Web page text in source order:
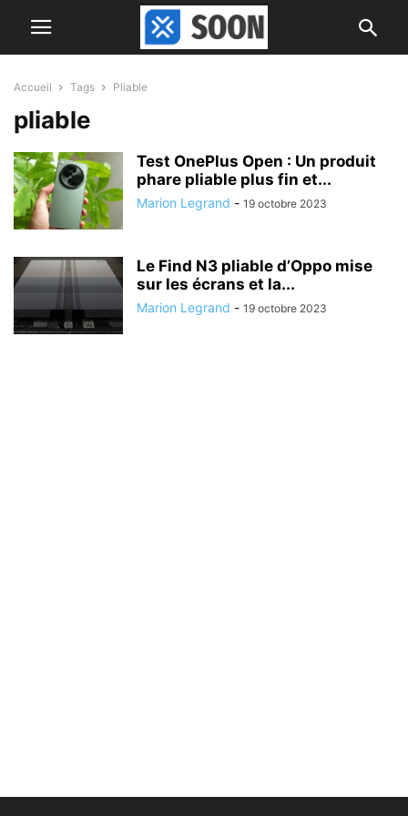
Accueil Tags Pliable
pliable
Test OnePlus Open : Un produit
phare pliable plus fin et...
Marion Legrand - 19 octobre 2023
Le Find N3 pliable d’Oppo mise
sur les écrans et la...
Marion Legrand - 19 octobre 2023